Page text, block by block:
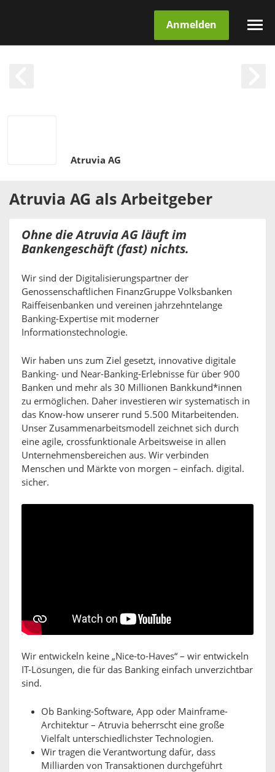
Anmelden
Atruvia AG
Atruvia AG als Arbeitgeber
Ohne die Atruvia AG läuft im
Bankengeschäft (fast) nichts.
Wir sind der Digitalisierungspartner der
Genossenschaftlichen FinanzGruppe Volksbanken
Raiffeisenbanken und vereinen jahrzehntelange
Banking-Expertise mit moderner
Informationstechnologie.
Wir haben uns zum Ziel gesetzt, innovative digitale
Banking- und Near-Banking-Erlebnisse für über 900
Banken und mehr als 30 Millionen Bankkund*innen
zu ermöglichen. Daher investieren wir systematisch in
das Know-how unserer rund 5.500 Mitarbeitenden.
Unser Zusammenarbeitsmodell zeichnet sich durch
eine agile, crossfunktionale Arbeitsweise in allen
Unternehmensbereichen aus. Wir verbinden
Menschen und Märkte von morgen – einfach. digital.
sicher.
Wir entwickeln keine „Nice-to-Haves“ – wir entwickeln
IT-Lösungen, die für das Banking einfach unverzichtbar
sind.
Ob Banking-Software, App oder Mainframe-
Architektur – Atruvia beherrscht eine große
Vielfalt unterschiedlichster Technologien.
Wir tragen die Verantwortung dafür, dass
Milliarden von Transaktionen durchgeführt